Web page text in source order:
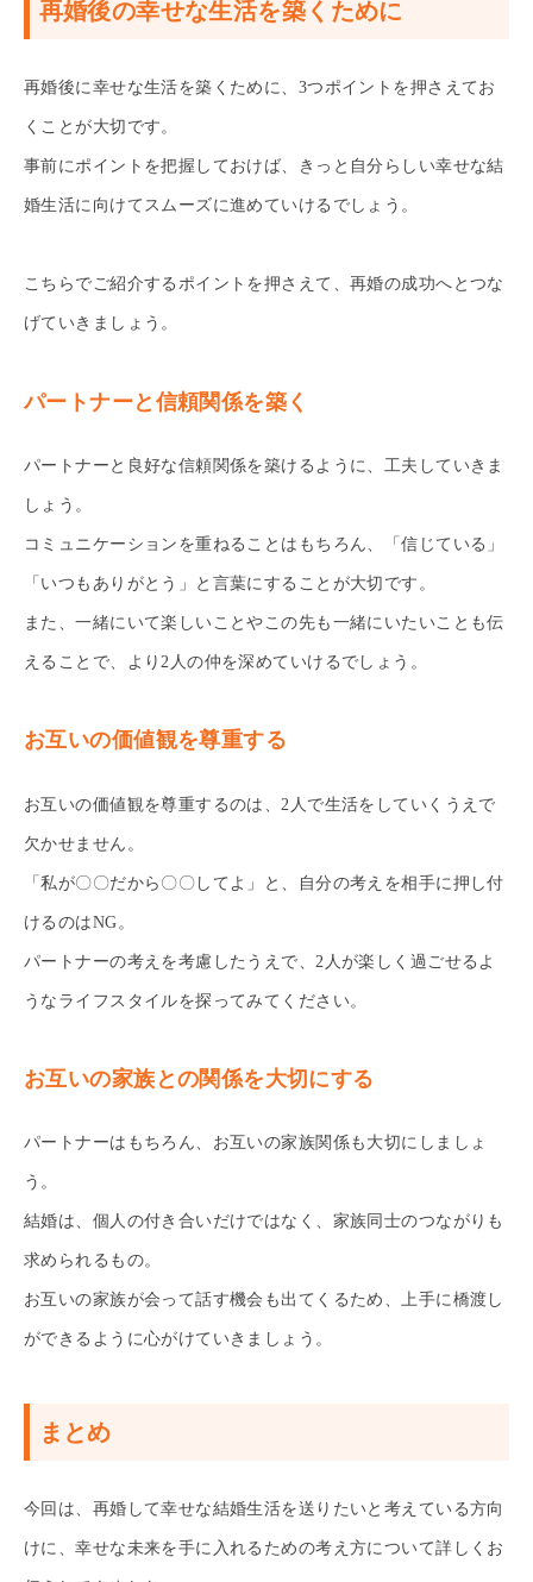
再婚後の幸せな生活を築くために
再婚後に幸せな生活を築くために、3つポイントを押さえてお
くことが大切です。
事前にポイントを把握しておけば、きっと自分らしい幸せな結
婚生活に向けてスムーズに進めていけるでしょう。
こちらでご紹介するポイントを押さえて、再婚の成功へとつな
げていきましょう。
パートナーと信頼関係を築く
パートナーと良好な信頼関係を築けるように、工夫していきま
しょう。
コミュニケーションを重ねることはもちろん、「信じている」
「いつもありがとう」と言葉にすることが大切です。
また、一緒にいて楽しいことやこの先も一緒にいたいことも伝
えることで、より2人の仲を深めていけるでしょう。
お互いの価値観を尊重する
お互いの価値観を尊重するのは、2人で生活をしていくうえで
欠かせません。
「私が〇〇だから〇〇してよ」と、自分の考えを相手に押し付
けるのはNG。
パートナーの考えを考慮したうえで、2人が楽しく過ごせるよ
うなライフスタイルを探ってみてください。
お互いの家族との関係を大切にする
パートナーはもちろん、お互いの家族関係も大切にしましょ
う。
結婚は、個人の付き合いだけではなく、家族同士のつながりも
求められるもの。
お互いの家族が会って話す機会も出てくるため、上手に橋渡し
ができるように心がけていきましょう。
まとめ
今回は、再婚して幸せな結婚生活を送りたいと考えている方向
けに、幸せな未来を手に入れるための考え方について詳しくお